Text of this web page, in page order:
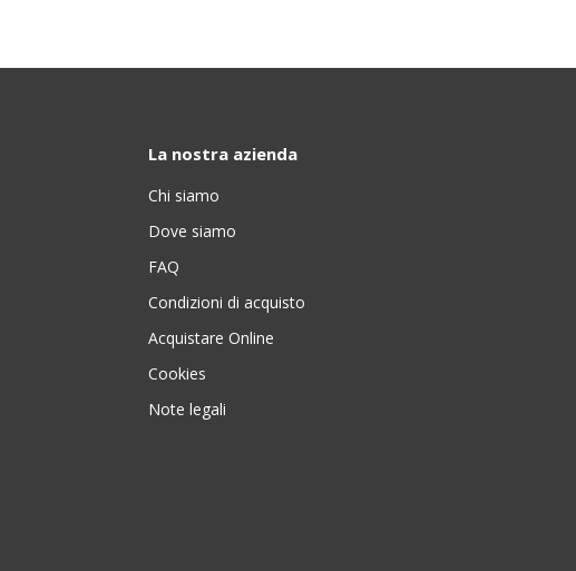
La nostra azienda
Chi siamo
Dove siamo
FAQ
Condizioni di acquisto
Acquistare Online
Cookies
Note legali